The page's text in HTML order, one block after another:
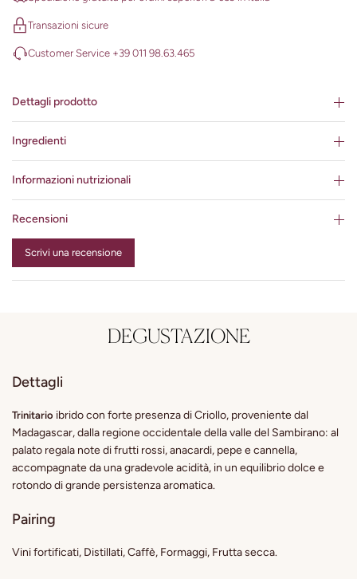
Transazioni sicure
Customer Service +39 011 98.63.465
Dettagli prodotto
Ingredienti
Informazioni nutrizionali
Recensioni
Scrivi una recensione
DEGUSTAZIONE
Dettagli
Trinitario ibrido con forte presenza di Criollo, proveniente dal
Madagascar, dalla regione occidentale della valle del Sambirano: al
palato regala note di frutti rossi, anacardi, pepe e cannella,
accompagnate da una gradevole acidità, in un equilibrio dolce e
rotondo di grande persistenza aromatica.
Pairing
Vini fortificati, Distillati, Caffè, Formaggi, Frutta secca.